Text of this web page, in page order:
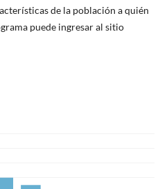
de la población a quién
puede ingresar al sitio